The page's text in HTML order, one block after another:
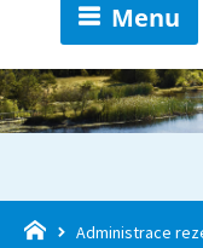
Menu
Administrace